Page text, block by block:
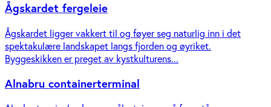
Ågskardet fergeleie
Ågskardet ligger vakkert til og føyer seg naturlig inn i det
spektakulære landskapet langs fjorden og øyriket.
Byggeskikken er preget av kystkulturens...
Alnabru containerterminal